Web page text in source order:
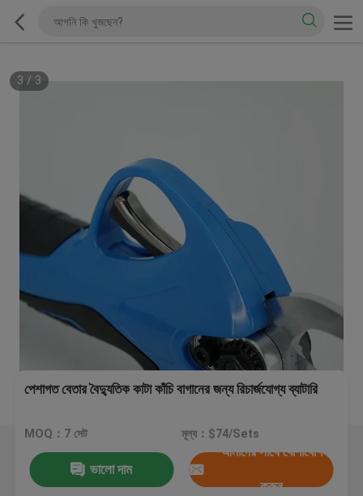
3 / 3
পেশাগত বেতার বৈদ্যুতিক কাটা কাঁচি বাগানের জন্য রিচার্জযোগ্য ব্যাটারি
MOQ：7 সেট মূল্য：$74/Sets
ভালো দাম
আমাদের সাথে যোগাযোগ
করুন